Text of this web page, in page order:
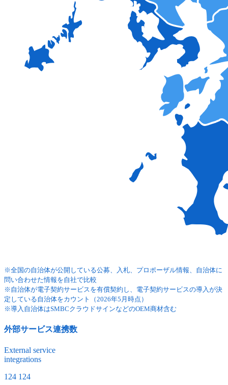
※全国の自治体が公開している公募、入札、プロポーザル情報、自治体に
問い合わせた情報を自社で比較
※自治体が電子契約サービスを有償契約し、電子契約サービスの導入が決
定している自治体をカウント（2026年5月時点）
※導入自治体はSMBCクラウドサインなどのOEM商材含む
外部サービス連携数
External service
integrations
124 124